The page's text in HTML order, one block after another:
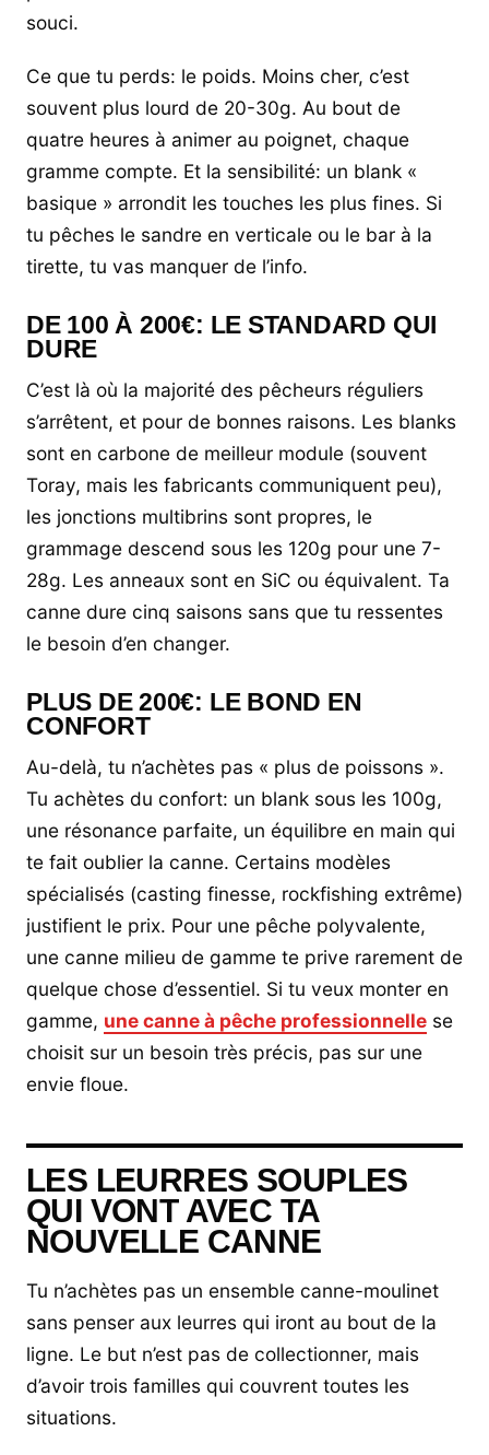
souci.
Ce que tu perds: le poids. Moins cher, c’est
souvent plus lourd de 20-30g. Au bout de
quatre heures à animer au poignet, chaque
gramme compte. Et la sensibilité: un blank «
basique » arrondit les touches les plus fines. Si
tu pêches le sandre en verticale ou le bar à la
tirette, tu vas manquer de l’info.
DE 100 À 200€: LE STANDARD QUI
DURE
C’est là où la majorité des pêcheurs réguliers
s’arrêtent, et pour de bonnes raisons. Les blanks
sont en carbone de meilleur module (souvent
Toray, mais les fabricants communiquent peu),
les jonctions multibrins sont propres, le
grammage descend sous les 120g pour une 7-
28g. Les anneaux sont en SiC ou équivalent. Ta
canne dure cinq saisons sans que tu ressentes
le besoin d’en changer.
PLUS DE 200€: LE BOND EN
CONFORT
Au-delà, tu n’achètes pas « plus de poissons ».
Tu achètes du confort: un blank sous les 100g,
une résonance parfaite, un équilibre en main qui
te fait oublier la canne. Certains modèles
spécialisés (casting finesse, rockfishing extrême)
justifient le prix. Pour une pêche polyvalente,
une canne milieu de gamme te prive rarement de
quelque chose d’essentiel. Si tu veux monter en
gamme, une canne à pêche professionnelle se
choisit sur un besoin très précis, pas sur une
envie floue.
LES LEURRES SOUPLES
QUI VONT AVEC TA
NOUVELLE CANNE
Tu n’achètes pas un ensemble canne-moulinet
sans penser aux leurres qui iront au bout de la
ligne. Le but n’est pas de collectionner, mais
d’avoir trois familles qui couvrent toutes les
situations.